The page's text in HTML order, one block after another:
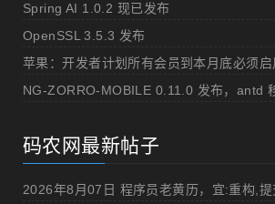
Spring AI 1.0.2 现已发布
OpenSSL 3.5.3 发布
苹果：开发者计划所有会员到本月底必须
码农网最新帖子